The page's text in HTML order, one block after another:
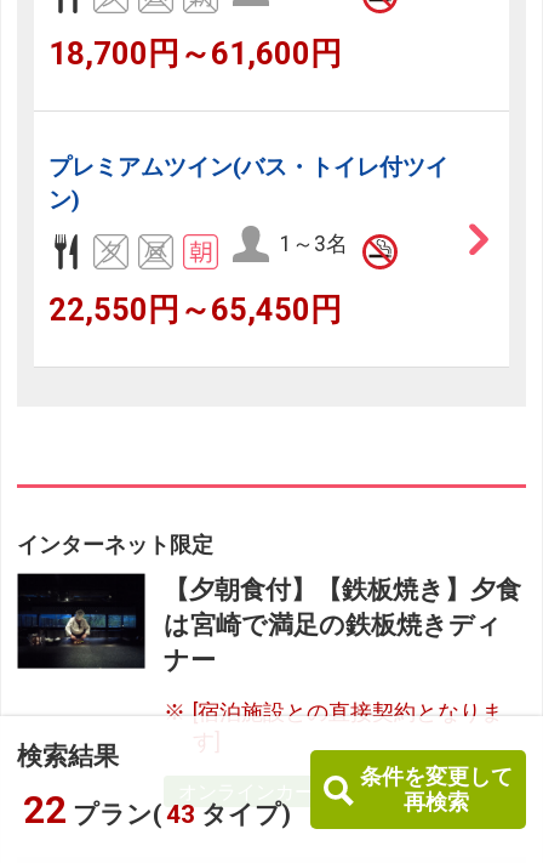
検索結果
22 プラン(43 タイプ)
条件を変更して
再検索
18,700円～61,600円
プレミアムツイン(バス・トイレ付ツイ
ン)
1～3名
22,550円～65,450円
インターネット限定
【夕朝食付】【鉄板焼き】夕食
は宮崎で満足の鉄板焼きディ
ナー
[宿泊施設との直接契約となりま
す]
オンラインカード専用